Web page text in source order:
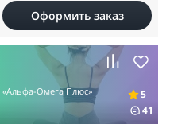
Оформить заказ
«Альфа-Омега Плюс»
5
41